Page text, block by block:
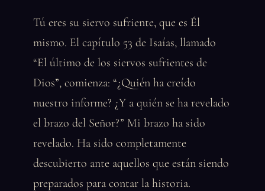
Tú eres su siervo sufriente, que es Él
mismo. El capítulo 53 de Isaías, llamado
“El último de los siervos sufrientes de
Dios”, comienza: “¿Quién ha creído
nuestro informe? ¿Y a quién se ha revelado
el brazo del Señor?” Mi brazo ha sido
revelado. Ha sido completamente
descubierto ante aquellos que están siendo
preparados para contar la historia.